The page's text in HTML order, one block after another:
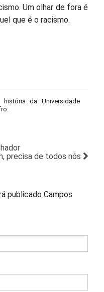
Um olhar de fora é
que é o racismo.
da Universidade
precisa de todos nós
publicado Campos